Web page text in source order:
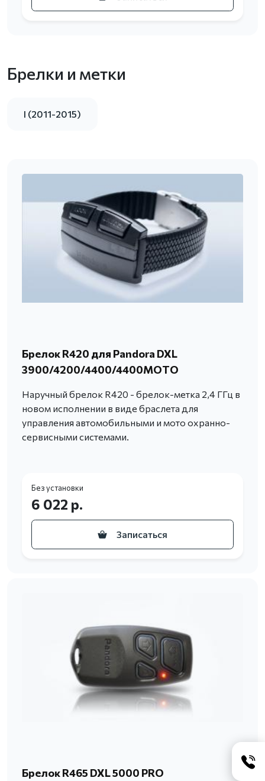
Брелки и метки
I (2011-2015)
Брелок R420 для Pandora DXL
3900/4200/4400/4400MOTO
Наручный брелок R420 - брелок-метка 2,4 ГГц в
новом исполнении в виде браслета для
управления автомобильными и мото охранно-
сервисными системами.
Без установки
6 022 р.
Записаться
Брелок R465 DXL 5000 PRO